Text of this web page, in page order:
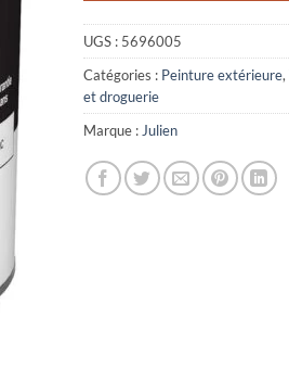
UGS : 5696005
Catégories : Peinture extérieure,
et droguerie
Marque : Julien